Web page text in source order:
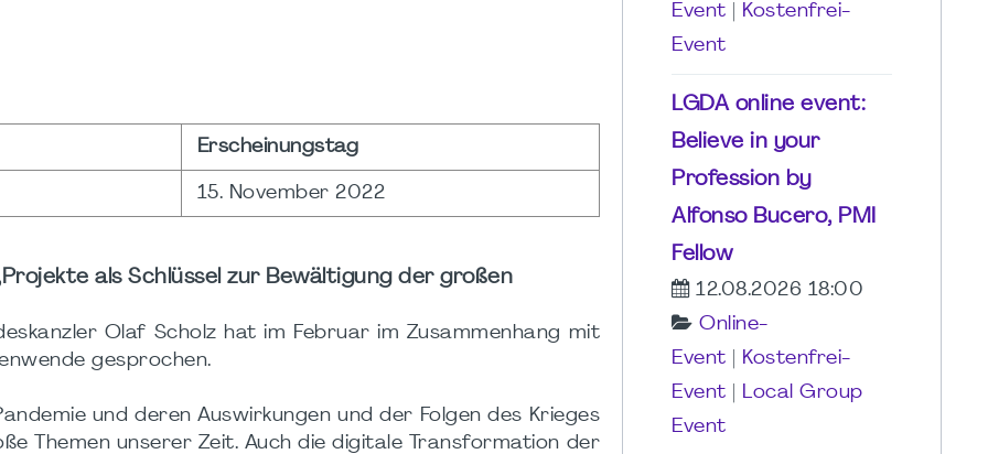
Erscheinungstag
15. November 2022
als Schlüssel zur Bewältigung der großen
Olaf Scholz hat im Februar im Zusammenhang mit
gesprochen.
und deren Auswirkungen und der Folgen des Krieges
Themen unserer Zeit. Auch die digitale Transformation der
Event
Kostenfrei-
Event
LGDA online event:
Believe in your
Profession by
Alfonso Bucero, PMI
Fellow
12.08.2026 18:00
Online-
Event
Kostenfrei-
Event
Local Group
Event